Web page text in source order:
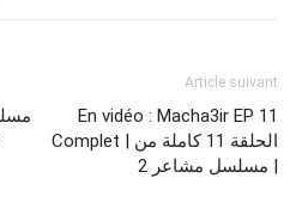
Article suivant
En vidéo : Macha3ir EP 11
Complet | الحلقة 11 كاملة من
مسلسل مشاعر 2 |